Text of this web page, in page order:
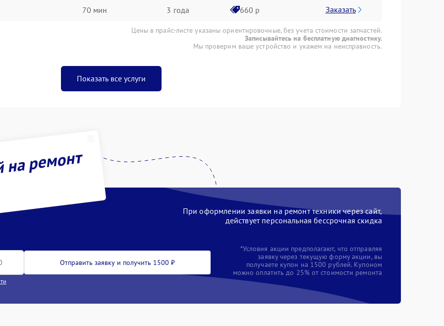
70 мин 3 года 660 р Заказать
Цены в прайс-листе указаны ориентировочные, без учета стоимости запчастей.
Записывайтесь на бесплатную диагностику.
Мы проверим ваше устройство и укажем на неисправность.
Показать все услуги
ремонт
При оформлении заявки на ремонт техники через сайт,
действует персональная бессрочная скидка
Отправить заявку и получить 1500 ₽
*Условия акции предполагают, что отправляя
заявку через текущую форму акции, вы
получаете купон на 1500 рублей. Купоном
можно оплатить до 25% от стоимости ремонта